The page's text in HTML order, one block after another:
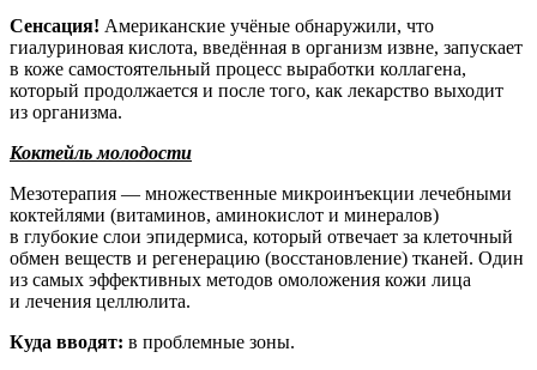
Сенсация! Американские учёные обнаружили, что
гиалуриновая кислота, введённая в организм извне, запускает
в коже самостоятельный процесс выработки коллагена,
который продолжается и после того, как лекарство выходит
из организма.
Коктейль молодости
Мезотерапия — множественные микроинъекции лечебными
коктейлями (витаминов, аминокислот и минералов)
в глубокие слои эпидермиса, который отвечает за клеточный
обмен веществ и регенерацию (восстановление) тканей. Один
из самых эффективных методов омоложения кожи лица
и лечения целлюлита.
Куда вводят: в проблемные зоны.